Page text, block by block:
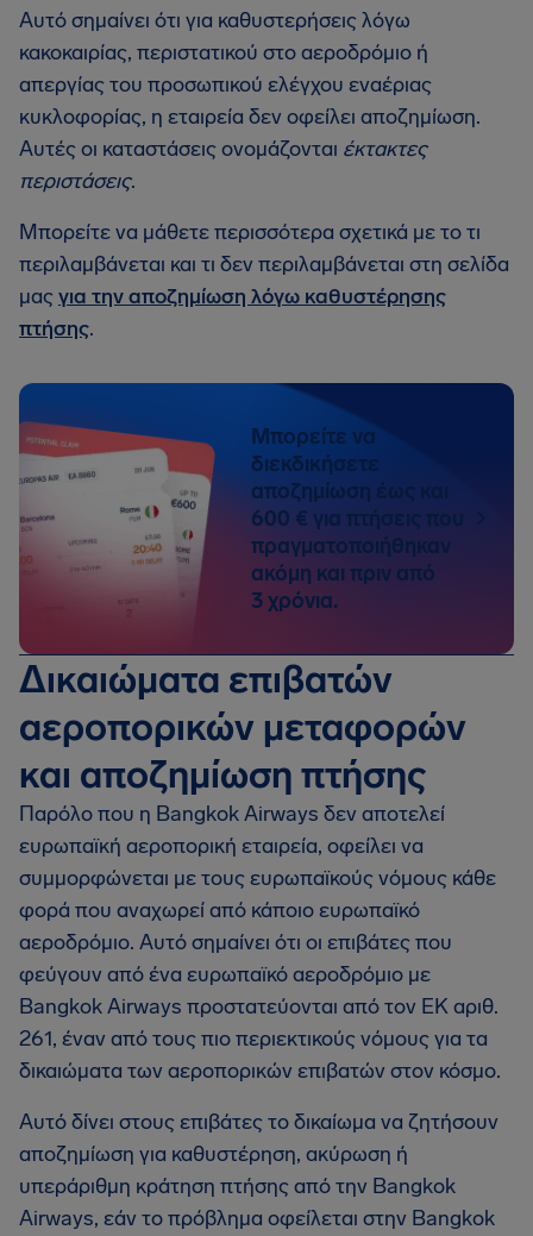
Αυτό σημαίνει ότι για καθυστερήσεις λόγω
κακοκαιρίας, περιστατικού στο αεροδρόμιο ή
απεργίας του προσωπικού ελέγχου εναέριας
κυκλοφορίας, η εταιρεία δεν οφείλει αποζημίωση.
Αυτές οι καταστάσεις ονομάζονται έκτακτες
περιστάσεις.
Μπορείτε να μάθετε περισσότερα σχετικά με το τι
περιλαμβάνεται και τι δεν περιλαμβάνεται στη σελίδα
μαςγια την αποζημίωση λόγω καθυστέρησης
πτήσης.
Μπορείτε να
διεκδικήσετε
αποζημίωση έως και
600 € για πτήσεις που
πραγματοποιήθηκαν
ακόμη και πριν από
3 χρόνια.
Δικαιώματα επιβατών
αεροπορικών μεταφορών
και αποζημίωση πτήσης
Παρόλο που η Bangkok Airways δεν αποτελεί
ευρωπαϊκή αεροπορική εταιρεία, οφείλει να
συμμορφώνεται με τους ευρωπαϊκούς νόμους κάθε
φορά που αναχωρεί από κάποιο ευρωπαϊκό
αεροδρόμιο. Αυτό σημαίνει ότι οι επιβάτες που
φεύγουν από ένα ευρωπαϊκό αεροδρόμιο με
Bangkok Airways προστατεύονται από τον ΕΚ αριθ.
261, έναν από τους πιο περιεκτικούς νόμους για τα
δικαιώματα των αεροπορικών επιβατών στον κόσμο.
Αυτό δίνει στους επιβάτες το δικαίωμα να ζητήσουν
αποζημίωση για καθυστέρηση, ακύρωση ή
υπεράριθμη κράτηση πτήσης από την Bangkok
Airways, εάν το πρόβλημα οφείλεται στην Bangkok